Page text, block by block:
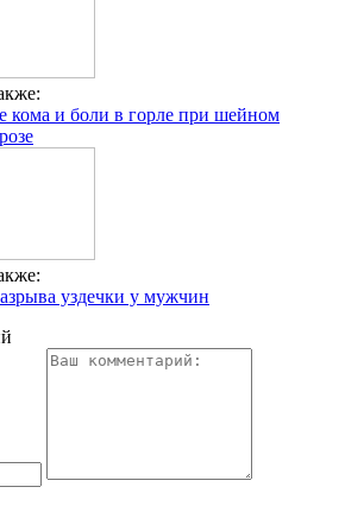
и боли в горле при шейном
уздечки у мужчин